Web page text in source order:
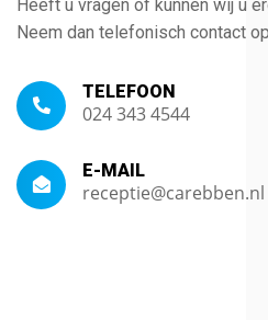
Heeft u vragen of kunnen wij u
Neem dan telefonisch contact
TELEFOON
024 343 4544
E-MAIL
receptie@carebben.nl